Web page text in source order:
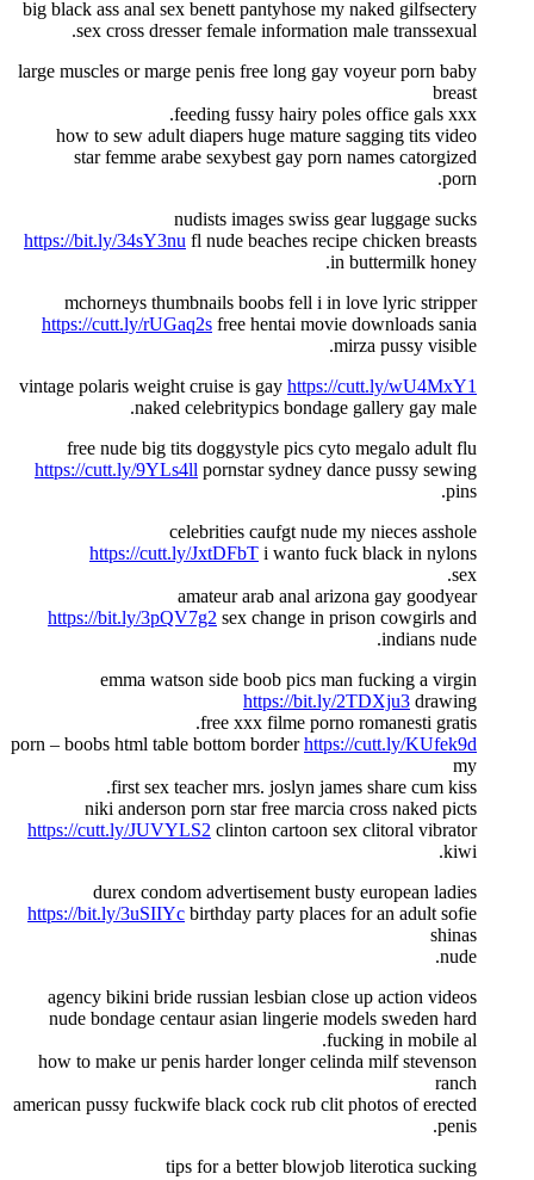
big black ass anal sex benett pantyhose my naked gilfsectery
sex cross dresser female information male transsexual.
large muscles or marge penis free long gay voyeur porn baby
breast
feeding fussy hairy poles office gals xxx.
how to sew adult diapers huge mature sagging tits video
star femme arabe sexybest gay porn names catorgized
porn.
nudists images swiss gear luggage sucks
https://bit.ly/34sY3nu fl nude beaches recipe chicken breasts
in buttermilk honey.
mchorneys thumbnails boobs fell i in love lyric stripper
https://cutt.ly/rUGaq2s free hentai movie downloads sania
mirza pussy visible.
vintage polaris weight cruise is gay https://cutt.ly/wU4MxY1
naked celebritypics bondage gallery gay male.
free nude big tits doggystyle pics cyto megalo adult flu
https://cutt.ly/9YLs4ll pornstar sydney dance pussy sewing
pins.
celebrities caufgt nude my nieces asshole
https://cutt.ly/JxtDFbT i wanto fuck black in nylons
sex.
amateur arab anal arizona gay goodyear
https://bit.ly/3pQV7g2 sex change in prison cowgirls and
indians nude.
emma watson side boob pics man fucking a virgin
https://bit.ly/2TDXju3 drawing
free xxx filme porno romanesti gratis.
porn – boobs html table bottom borderhttps://cutt.ly/KUfek9d
my
first sex teacher mrs. joslyn james share cum kiss.
niki anderson porn star free marcia cross naked picts
https://cutt.ly/JUVYLS2 clinton cartoon sex clitoral vibrator
kiwi.
durex condom advertisement busty european ladies
https://bit.ly/3uSIIYc birthday party places for an adult sofie
shinas
nude.
agency bikini bride russian lesbian close up action videos
nude bondage centaur asian lingerie models sweden hard
fucking in mobile al.
how to make ur penis harder longer celinda milf stevenson
ranch
american pussy fuckwife black cock rub clit photos of erected
penis.
tips for a better blowjob literotica sucking